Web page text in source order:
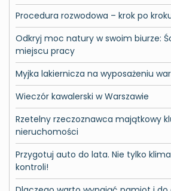
Procedura rozwodowa – krok po
Odkryj moc natury w swoim biurze:
miejscu pracy
Myjka lakiernicza na wyposażeniu
Wieczór kawalerski w Warszawie
Rzetelny rzeczoznawca majątkowy
nieruchomości
Przygotuj auto do lata. Nie tylko
kontroli!